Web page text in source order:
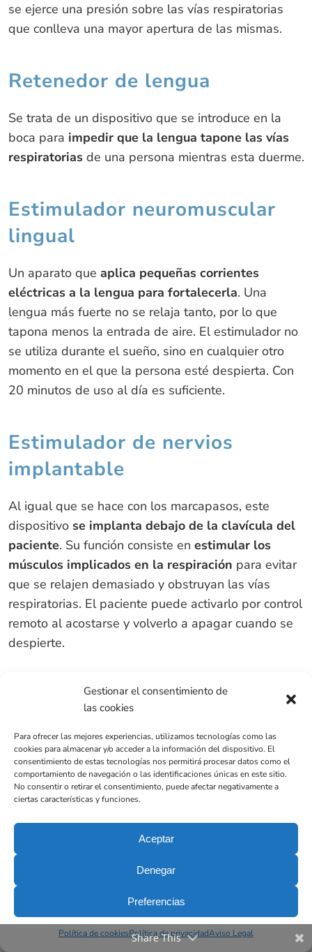
Gestionar el consentimiento de
las cookies
Para ofrecer las mejores experiencias, utilizamos tecnologías como las
cookies para almacenar y/o acceder a la información del dispositivo. El
consentimiento de estas tecnologías nos permitirá procesar datos como el
comportamiento de navegación o las identificaciones únicas en este sitio.
No consentir o retirar el consentimiento, puede afectar negativamente a
ciertas características y funciones.
Aceptar
Denegar
Preferencias
Política de cookiesPolítica de privacidadAviso Legal
se ejerce una presión sobre las vías respiratorias
que conlleva una mayor apertura de las mismas.
Retenedor de lengua
Se trata de un dispositivo que se introduce en la
boca para impedir que la lengua tapone las vías
respiratoriasde una persona mientras esta duerme.
Estimulador neuromuscular
lingual
Un aparato que aplica pequeñas corrientes
eléctricas a la lengua para fortalecerla. Una
lengua más fuerte no se relaja tanto, por lo que
tapona menos la entrada de aire. El estimulador no
se utiliza durante el sueño, sino en cualquier otro
momento en el que la persona esté despierta. Con
20 minutos de uso al día es suficiente.
Estimulador de nervios
implantable
Al igual que se hace con los marcapasos, este
dispositivose implanta debajo de la clavícula del
paciente. Su función consiste en estimular los
músculos implicados en la respiración para evitar
que se relajen demasiado y obstruyan las vías
respiratorias. El paciente puede activarlo por control
remoto al acostarse y volverlo a apagar cuando se
despierte.
¿Cómo evitar la apnea del
sueño?
En función de cuáles sean los factores de riesgo
que podrían llevarte a sufrir apnea, hay varias
para evitar su aparición o aliviar sus síntomas
Asegúrate un buen descanso
nocturno
Share This